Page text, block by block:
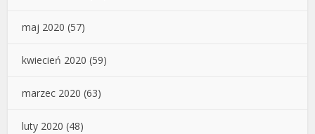
maj 2020 (57)
kwiecień 2020 (59)
marzec 2020 (63)
luty 2020 (48)